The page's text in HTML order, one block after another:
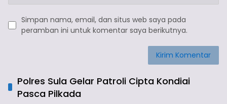
Simpan nama, email, dan situs web saya pada
peramban ini untuk komentar saya berikutnya.
Polres Sula Gelar Patroli Cipta Kondiai
Pasca Pilkada